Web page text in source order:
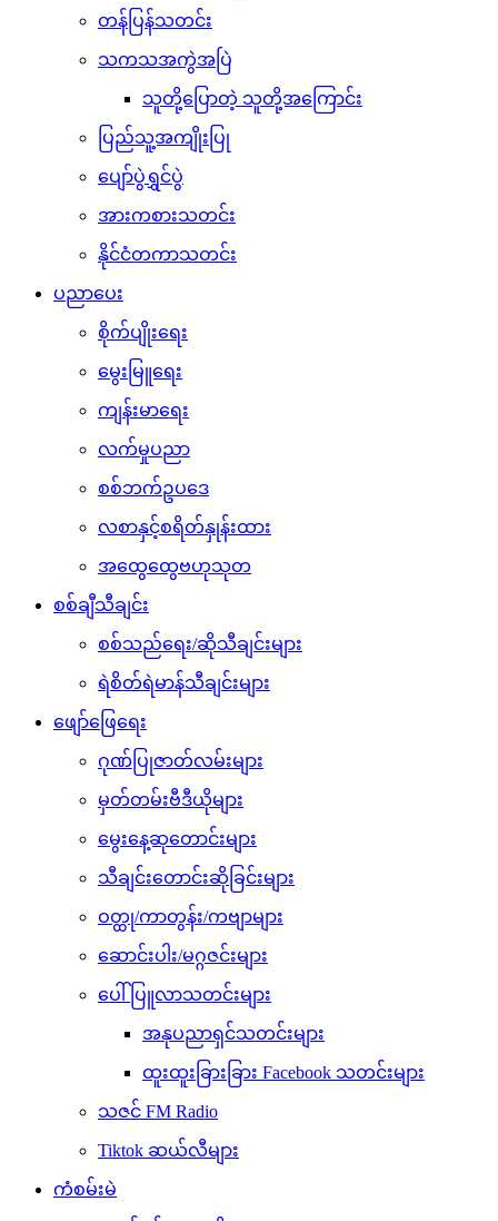
တန်ပြန်သတင်း
သကသအကွဲအပြဲ
သူတို့ပြောတဲ့ သူတို့အကြောင်း
ပြည်သူ့အကျိုးပြု
ပျော်ပွဲရွှင်ပွဲ
အားကစားသတင်း
နိုင်ငံတကာသတင်း
ပညာပေး
စိုက်ပျိုးရေး
မွေးမြူရေး
ကျန်းမာရေး
လက်မှုပညာ
စစ်ဘက်ဥပဒေ
လစာနှင့်စရိတ်နှုန်းထား
အထွေထွေဗဟုသုတ
စစ်ချီသီချင်း
စစ်သည်ရေး/ဆိုသီချင်းများ
ရဲစိတ်ရဲမာန်သီချင်းများ
ဖျော်ဖြေရေး
ဂုဏ်ပြုဇာတ်လမ်းများ
မှတ်တမ်းဗီဒီယိုများ
မွေးနေ့ဆုတောင်းများ
သီချင်းတောင်းဆိုခြင်းများ
ဝတ္ထု/ကာတွန်း/ကဗျာများ
ဆောင်းပါး/မဂ္ဂဇင်းများ
ပေါ်ပြူလာသတင်းများ
အနုပညာရှင်သတင်းများ
ထူးထူးခြားခြား Facebook သတင်းများ
သဇင် FM Radio
Tiktok ဆယ်လီများ
ကံစမ်းမဲ